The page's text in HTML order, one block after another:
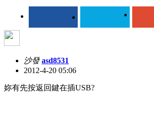
沙發 asd8531
2012-4-20 05:06
妳有先按返回鍵在插USB?